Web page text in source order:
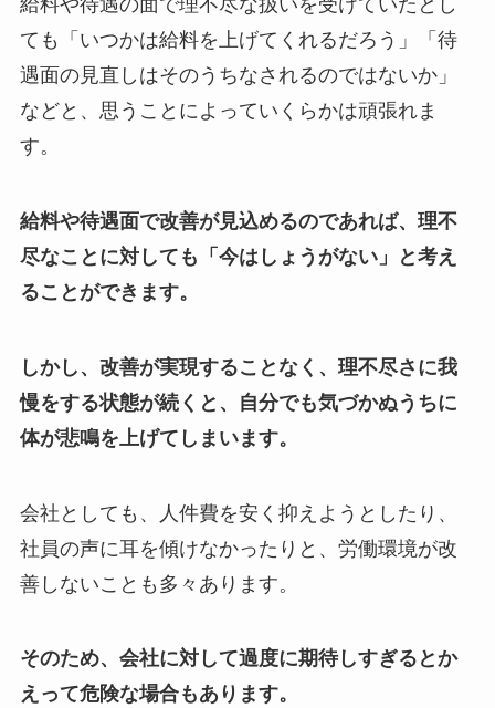
給料や待遇の面で理不尽な扱いを受けていたとし
ても「いつかは給料を上げてくれるだろう」「待
遇面の見直しはそのうちなされるのではないか」
などと、思うことによっていくらかは頑張れま
す。
給料や待遇面で改善が見込めるのであれば、理不
尽なことに対しても「今はしょうがない」と考え
ることができます。
しかし、改善が実現することなく、理不尽さに我
慢をする状態が続くと、自分でも気づかぬうちに
体が悲鳴を上げてしまいます。
会社としても、人件費を安く抑えようとしたり、
社員の声に耳を傾けなかったりと、労働環境が改
善しないことも多々あります。
そのため、会社に対して過度に期待しすぎるとか
えって危険な場合もあります。